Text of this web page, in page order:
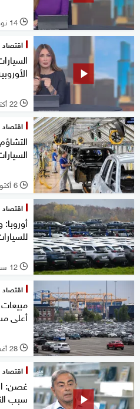
l 14 نوفمبر 2025
اقتصاد
l 22 أكتوبر 2025
اقتصاد
l 6 أكتوبر 2025
اقتصاد
l 12 سبتمبر 2025
اقتصاد
أعلى
l 28 أغسطس 2025
اقتصاد
غصن:
سبب